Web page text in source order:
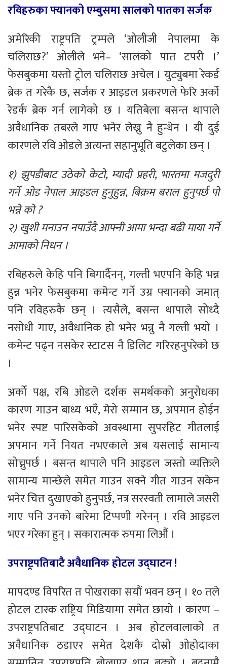
रविहरुका फ्यानको एम्बुसमा सालको पातका सर्जक
अमेरिकी राष्ट्रपति ट्रम्पले ‘ओलीजी नेपालमा के
चलिराछ?’ ओलीले भने– ‘सालको पात टपरी ।’
फेसबुकमा यस्तो ट्रोल चलिराछ अचेल । युट्युबमा रेकर्ड
ब्रेक त गरेकै छ, सर्जक र आइडल प्रकरणले फेरि अर्को
रेडर्क ब्रेक गर्न लागेको छ । यतिबेला बसन्त थापाले
अवैधानिक तबरले गाए भनेर लेख्नु नै हुन्थेन । यी दुई
कारणले रवि ओडले अत्यन्त सहानुभूति बटुलेका छन् ।
१) झुपडीबाट उठेको केटो, म्यादी प्रहरी, भारतमा मजदुरी
गर्ने ओड नेपाल आइडल हुनुहुन्न, बिक्रम बराल हुनुपर्छ पो
भन्ने को ?
२) खुशी मनाउन नपाउँदै आफ्नी आमा भन्दा बढी माया गर्ने
आमाको निधन ।
रबिहरुले केहि पनि बिगार्दैनन्, गल्ती भएपनि केहि भन्न
हुन्न भनेर फेसबुकमा कमेन्ट गर्ने उग्र फ्यानको जमात्
पनि रविहरुकै छन् । त्यसैले, बसन्त थापाले सोध्दै
नसोधी गाए, अवैधानिक हो भनेर भन्नु नै गल्ती भयो ।
कमेन्ट पढ्न नसकेर स्टाटस नै डिलिट गरिरहनुपरेको छ
।
अर्को पक्ष, रबि ओडले दर्शक समर्थकको अनुरोधका
कारण गाउन बाध्य भएँ, मेरो सम्मान छ, अपमान होईन
भनेर स्पष्ट पारिसकेको अवस्थामा सुपरहिट गीतलाई
अपमान गर्ने नियत नभएकाले अब यसलाई सामान्य
सोच्नुपर्छ । बसन्त थापाले पनि आइडल जस्तो व्यक्तिले
सामान्य मान्छेले समेत गाउन सक्ने गीत गाउन सकेन
भनेर चित्त दुखाएको हुनुपर्छ, नत्र सरस्वती लामाले जसरी
गाए पनि उनको बारेमा टिप्पणी गरेनन् । रवि आइडल
भएर गरेका हुन् । सकारात्मक रुपमा लिऔं ।
उपराष्ट्रपतिबाटै अवैधानिक होटल उद्घाटन !
मापदण्ड विपरित त पोखराका सयौं भवन छन् । १० तले
होटल टास्क राष्ट्रिय मिडियामा समेत छायो । कारण –
उपराष्ट्रपतिबाट उद्घाटन । अब होटलवालाको त
अवैधानिक ठडाएर समेत देशकै दोस्रो ओहोदाका